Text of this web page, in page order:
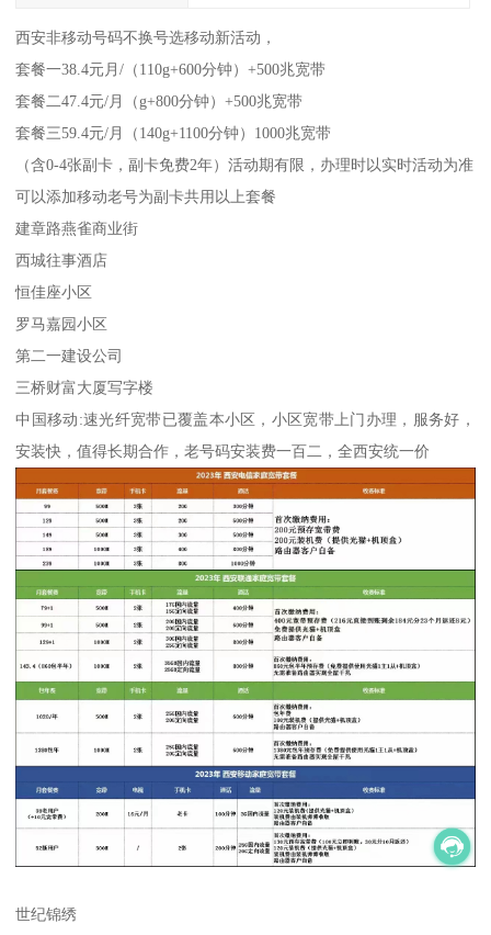
西安非移动号码不换号选移动新活动，
套餐一38.4元月/（110g+600分钟）+500兆宽带
套餐二47.4元/月（g+800分钟）+500兆宽带
套餐三59.4元/月（140g+1100分钟）1000兆宽带
（含0-4张副卡，副卡免费2年）活动期有限，办理时以实时活动为准
可以添加移动老号为副卡共用以上套餐
建章路燕雀商业街
西城往事酒店
恒佳座小区
罗马嘉园小区
第二一建设公司
三桥财富大厦写字楼
中国移动:速光纤宽带已覆盖本小区，小区宽带上门办理，服务好，
安装快，值得长期合作，老号码安装费一百二，全西安统一价
世纪锦绣